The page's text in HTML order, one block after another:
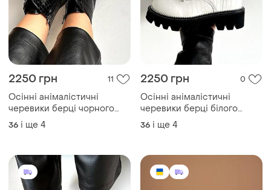
2250 грн 11
Осінні анімалістичні
черевики берці чорного
кольору під змію демісезон
весна осінь черные берцы
кожа крокодил змея
36 і ще 4
2250 грн 0
Осінні анімалістичні
черевики берці білого
кольору під змію демісезон
весна осінь белые берцы
кожа крокодил змея
36 і ще 4